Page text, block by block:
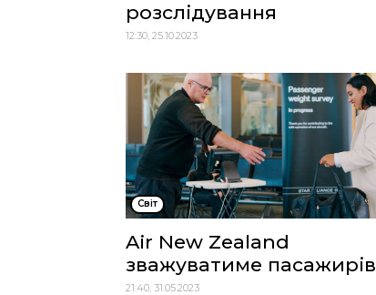
розслідування
12:30, 25.10.2023
Cвіт
Air New Zealand
зважуватиме пасажирів
21:40, 31.05.2023